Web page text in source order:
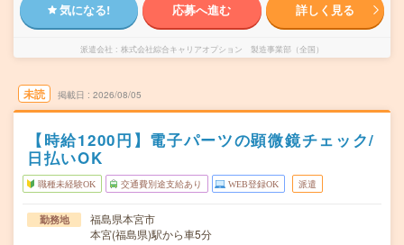
気になる! 応募へ進む 詳しく見る
派遣会社 株式会社綜合キャリアオプション 製造事業部（全国）
未読 掲載日 2026/08/05
【時給1200円】電子パーツの顕微鏡チェック/
日払いOK
職種未経験OK 交通費別途支給あり WEB登録OK 派遣
勤務地
福島県本宮市
本宮(福島県)駅から車5分